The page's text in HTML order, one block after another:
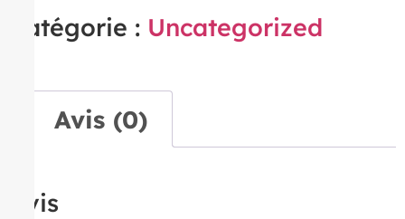
Catégorie : Uncategorized
Avis (0)
Avis